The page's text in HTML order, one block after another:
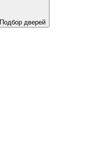
Подбор дверей